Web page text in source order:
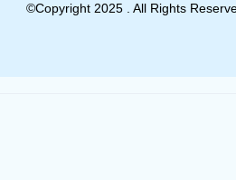
©Copyright 2025 . All Rights